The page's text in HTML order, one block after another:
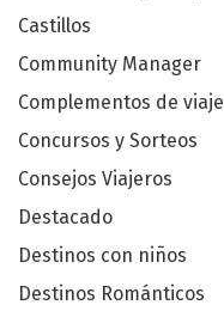
Castillos
Community Manager
Complementos de viaje
Concursos y Sorteos
Consejos Viajeros
Destacado
Destinos con niños
Destinos Románticos